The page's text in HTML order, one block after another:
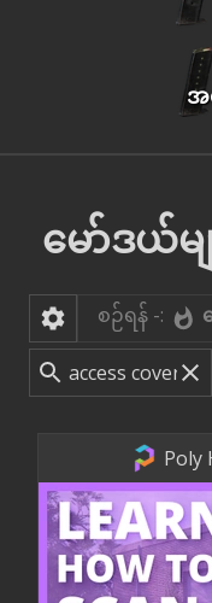
အ
မော်ဒယ်မျ
စဉ်ရန် -:
Poly